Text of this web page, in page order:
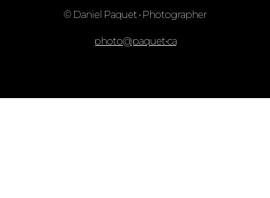
© Daniel Paquet • Photographer
photo@paquet•ca